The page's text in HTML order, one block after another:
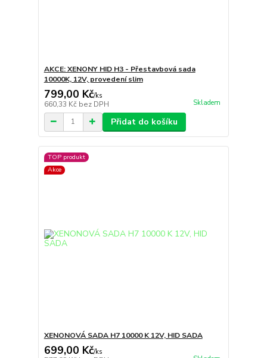
AKCE: XENONY HID H3 - Přestavbová sada
10000K, 12V, provedení slim
799,00 Kč/ks
660,33 Kč bez DPH Skladem
Přidat do košíku
TOP produkt
Akce
XENONOVÁ SADA H7 10000 K 12V, HID SADA
699,00 Kč/ks